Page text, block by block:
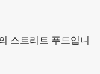
스트리트 푸드입니